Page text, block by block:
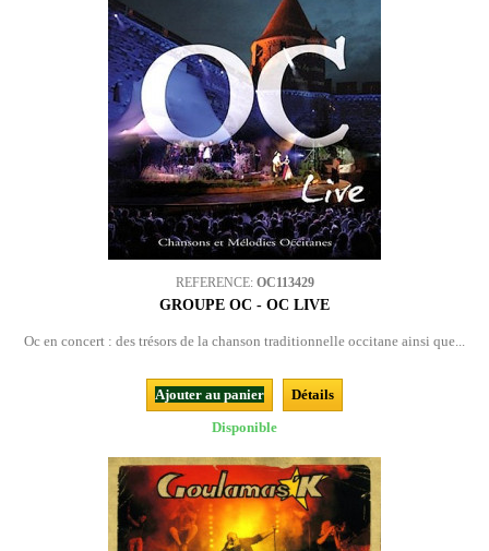
REFERENCE: OC113429
GROUPE OC - OC LIVE
Oc en concert : des trésors de la chanson traditionnelle occitane ainsi que...
Ajouter au panier
Détails
Disponible